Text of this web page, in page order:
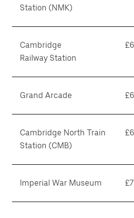
Station (NMK)
Cambridge
Railway Station
Grand Arcade
Cambridge North Train
Station (CMB)
Imperial War Museum